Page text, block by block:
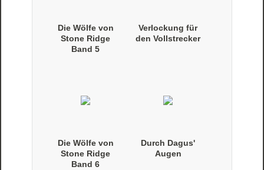
Die Wölfe von
Stone Ridge
Band 5
Verlockung für
den Vollstrecker
Die Wölfe von
Stone Ridge
Band 6
Durch Dagus'
Augen